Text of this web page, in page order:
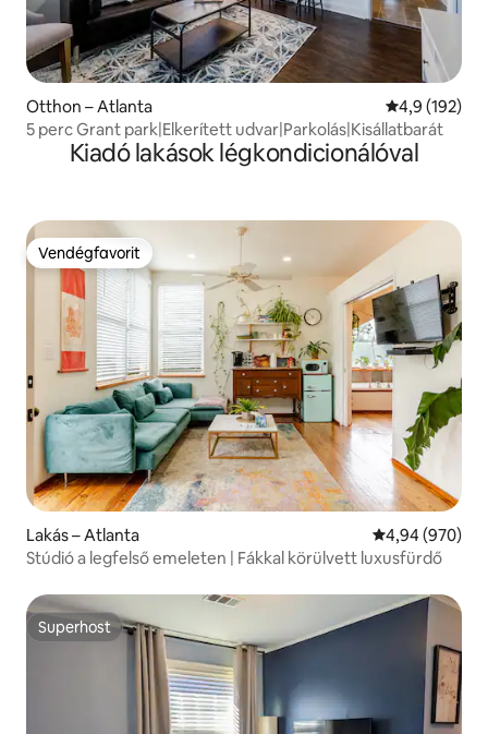
Otthon – Atlanta Átlagos
4,9 (192)
5 perc Grant park|Elkerített udvar|Parkolás|Kisállatbarát
Kiadó lakások légkondicionálóval
Vendégfavorit
Vendégfavorit
Lakás – Atlanta Átlagos
4,94 (970)
Stúdió a legfelső emeleten | Fákkal körülvett luxusfürdő
Superhost
Superhost